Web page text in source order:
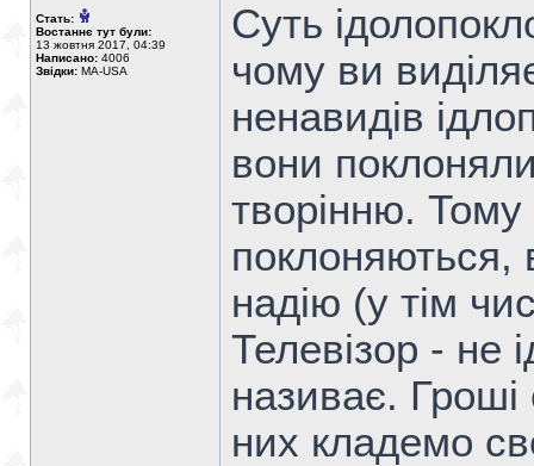
Стать:
Востаннє тут були:
13 жовтня 2017, 04:39
Написано: 4006
Звідки: MA-USA
Суть
чому ви
ненавидів
вони
творінню.
поклоняються,
надію (у тім
Телевізор - не
називає.
них кладемо